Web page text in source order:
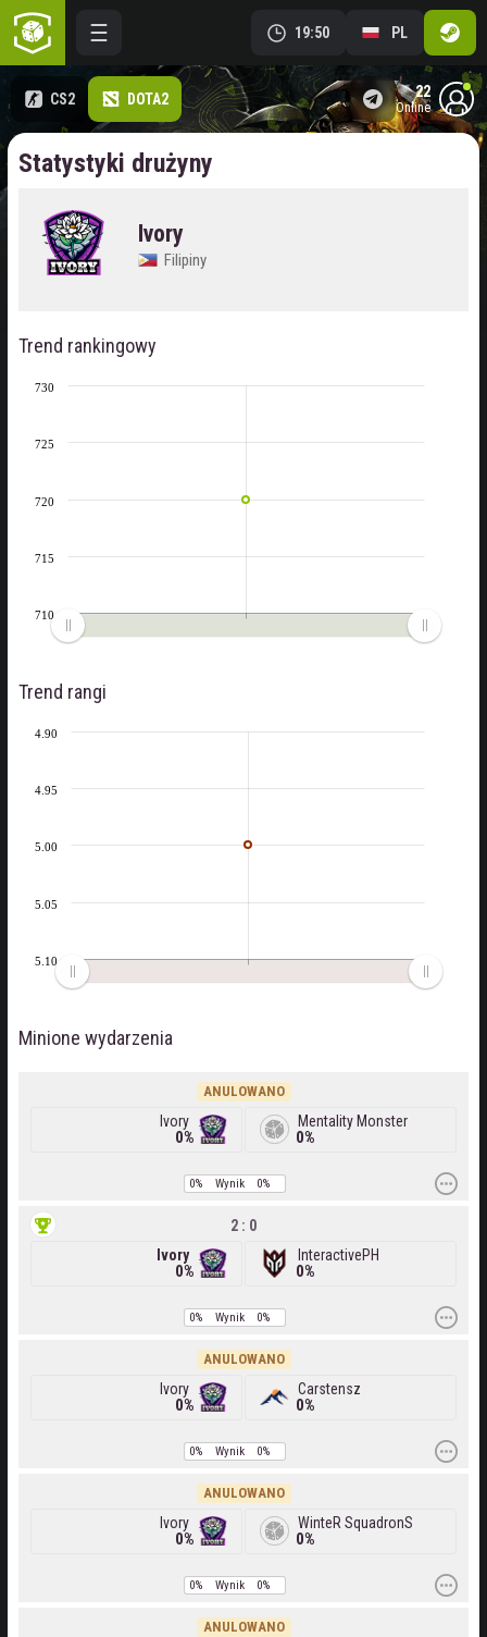
19:50 PL
CS2 DOTA2 22
online
Statystyki drużyny
Ivory
Filipiny
Trend rankingowy
710
715
720
725
730
Trend rangi
4.90
4.95
5.00
5.05
5.10
Minione wydarzenia
Ivory
0%
ANULOWANO
0%
Mentality Monster
0% Wynik 0%
Ivory
0%
2 : 0
0%
InteractivePH
0% Wynik 0%
Ivory
0%
ANULOWANO
0%
Carstensz
0% Wynik 0%
Ivory
0%
ANULOWANO
0%
WinteR SquadronS
0% Wynik 0%
ANULOWANO